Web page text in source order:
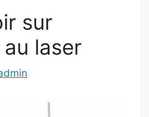
sur
au laser